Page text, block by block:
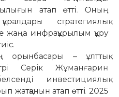
атап өтті. Оның
стратегиялық
жаңа инфрақұрылым құру
орынбасары – ұлттық
Серік Жұманғарин
инвестициялық
жатқанын атап өтті. 2025